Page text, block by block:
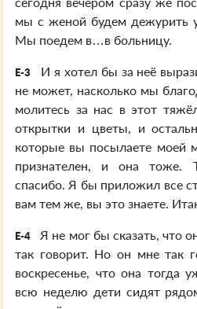
мы с женой будем дежурить
Мы поедем в…в больницу.
E-3
И я хотел бы за неё
не может, насколько мы
молитесь за нас в этот
открытки и цветы, и
которые вы посылаете моей
признателен, и она тоже.
спасибо. Я бы приложил все
вам тем же, вы это знаете.
E-4
Я не мог бы сказать, что
так говорит. Но он мне так
воскресенье, что она тогда
всю неделю дети сидят